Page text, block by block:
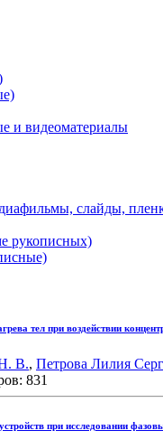
и видеоматериалы
слайды,
рукописных)
тел при воздействии
В., Петрова Лилия
831
при исследовании